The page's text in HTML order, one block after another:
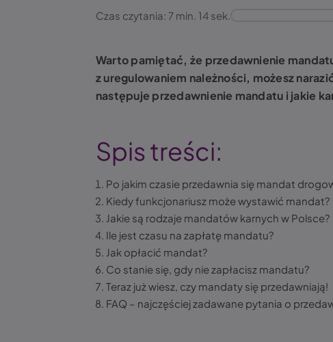
Czas czytania: 7 min. 14 sek.
Warto pamiętać, że przedawnienie
z uregulowaniem należności, możesz
następuje przedawnienie mandatu i jakie
Spis treści:
Po jakim czasie przedawnia się mandat
Kiedy funkcjonariusz może wystawić mandat?
Jakie są rodzaje mandatów karnych w Polsce?
Ile jest czasu na zapłatę mandatu?
Jak opłacić mandat?
Co stanie się, gdy nie zapłacisz mandatu?
Teraz już wiesz, czy mandaty się przedawniają!
FAQ – najczęściej zadawane pytania o